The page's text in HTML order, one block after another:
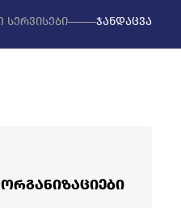
სერვისები ჯანდაცვა